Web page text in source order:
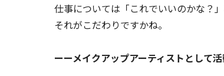
仕事については「これでいいのかな？
それがこだわりですかね。
ーーメイクアップアーティストとして